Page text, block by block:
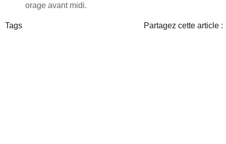
orage avant midi.
Tags Partagez cette article :